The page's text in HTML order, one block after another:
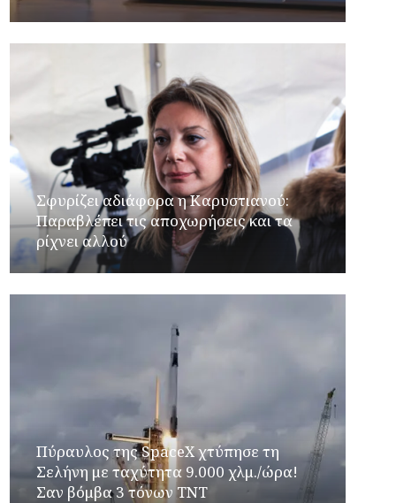
Σφυρίζει αδιάφορα η Καρυστιανού:
Παραβλέπει τις αποχωρήσεις και τα
ρίχνει αλλού
Πύραυλος της SpaceX χτύπησε τη
Σελήνη με ταχύτητα 9.000 χλμ./ώρα!
Σαν βόμβα 3 τόνων TNT